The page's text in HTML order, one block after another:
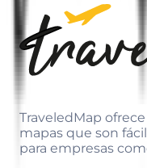
TraveledMap
mapas que son
para empresas